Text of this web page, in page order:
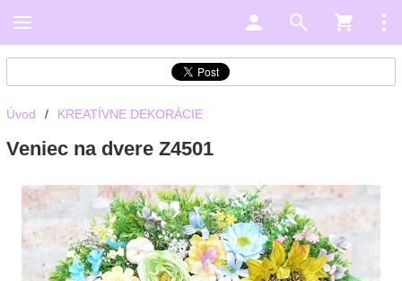
Úvod / KREATÍVNE DEKORÁCIE
Veniec na dvere Z4501